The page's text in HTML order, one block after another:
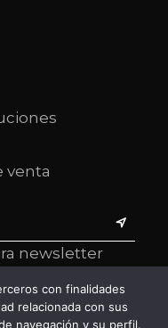
venta
newsletter
de privacidad
de
con finalidades
relacionada con sus
navegación y su perfil.